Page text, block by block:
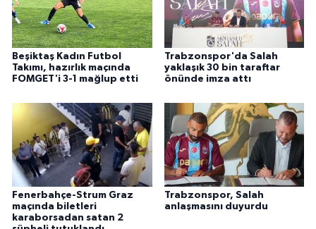
Beşiktaş Kadın Futbol
Takımı, hazırlık maçında
FOMGET'i 3-1 mağlup etti
Trabzonspor'da Salah
yaklaşık 30 bin taraftar
önünde imza attı
Fenerbahçe-Strum Graz
maçında biletleri
karaborsadan satan 2
Trabzonspor, Salah
anlaşmasını duyurdu